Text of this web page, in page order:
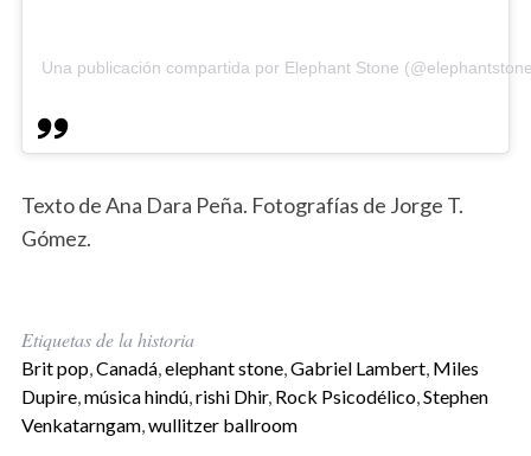
Una publicación compartida por Elephant Stone
Texto de Ana Dara Peña. Fotografías de Jorge T.
Gómez.
Etiquetas de la historia
Brit pop,Canadá,elephant stone,Gabriel Lambert, Miles
Dupire,música hindú,rishi Dhir, Rock Psicodélico,Stephen
Venkatarngam,wullitzer ballroom